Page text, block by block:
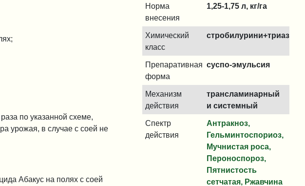
Норма
внесения
1,25-1,75 л, кг/га
Химический
класс
Препаративная
форма
суспо-эмульсия
Механизм
действия
трансламинарный
и системный
Спектр
действия
Антракноз,
Гельминтоспориоз,
Мучнистая роса,
Пероноспороз,
Пятнистость
сетчатая, Ржавчина
по указанной схеме,
урожая, в случае с соей не
Абакус на полях с соей